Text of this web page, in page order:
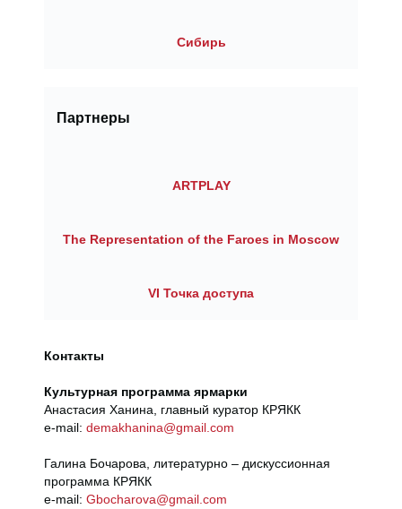
Сибирь
Партнеры
ARTPLAY
The Representation of the Faroes in Moscow
VI Точка доступа
Контакты
Культурная программа ярмарки
Анастасия Ханина, главный куратор КРЯКК
e-mail: demakhanina@gmail.com
Галина Бочарова, литературно – дискуссионная
программа КРЯКК
e-mail: Gbocharova@gmail.com